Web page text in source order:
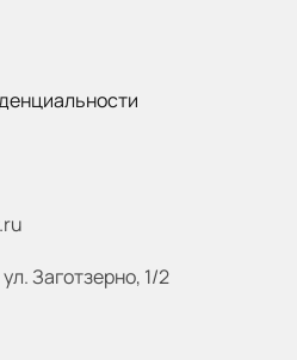
ул. Заготзерно, 1/2